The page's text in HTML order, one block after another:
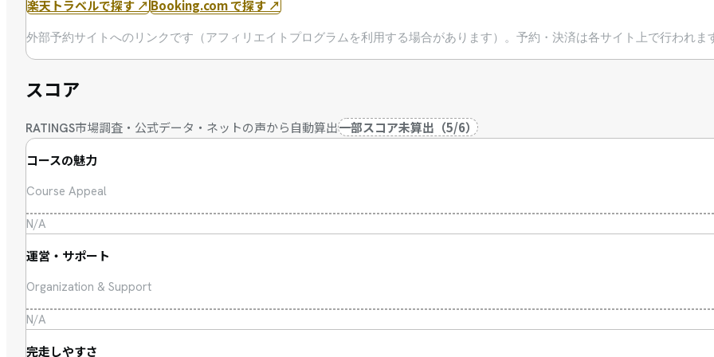
楽天トラベルで探す ↗Booking.com で探す ↗
外部予約サイトへのリンクです（アフィリエイトプログラムを利用する場合があります）。予約・決済は各サイト上で行われま
スコア
RATINGS市場調査・公式データ・ネットの声から自動算出一部スコア未算出 （5/6）
コースの魅力
Course Appeal
N/A
運営・サポート
Organization & Support
N/A
完走しやすさ